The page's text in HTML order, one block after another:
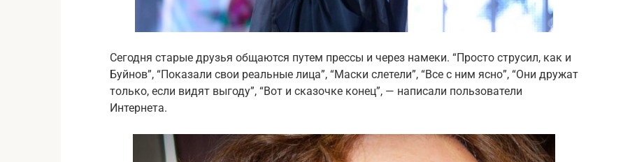
Сегодня старые друзья общаются путем прессы и через намеки. “Просто струсил, как и
Буйнов”, “Показали свои реальные лица”, “Маски слетели”, “Все с ним ясно”, “Они дружат
только, если видят выгоду”, “Вот и сказочке конец”, — написали пользователи
Интернета.